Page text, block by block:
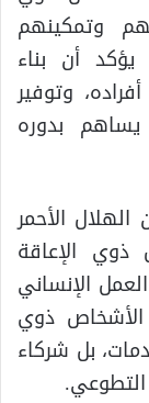
وتمكينهم
أن بناء
وتوفير
بدوره
الأحمر
الإعاقة
الإنساني
ذوي
بل شركاء